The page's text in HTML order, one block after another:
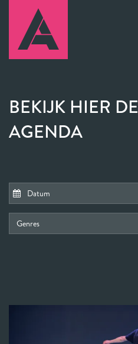
BEKIJK HIER DE
AGENDA
Genres